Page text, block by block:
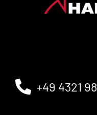
+49 4321